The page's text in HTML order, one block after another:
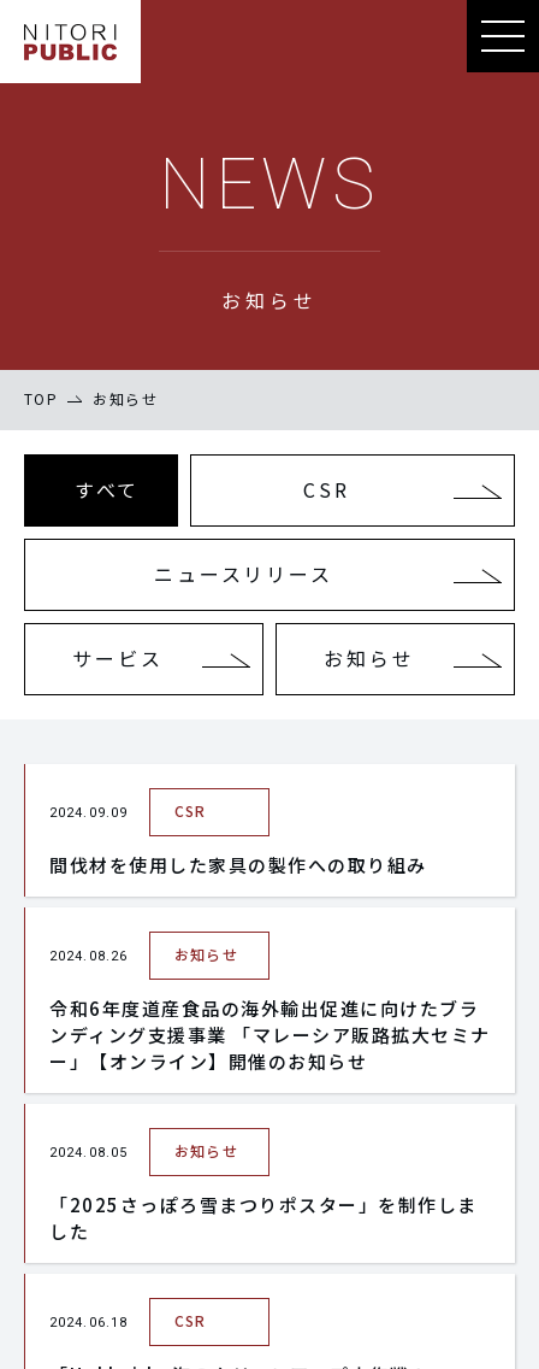
NEWS
お知らせ
TOP お知らせ
すべて CSR
ニュースリリース
サービス お知らせ
2024.09.09 CSR
間伐材を使用した家具の製作への取り組み
2024.08.26 お知らせ
令和6年度道産食品の海外輸出促進に向けたブラ
ンディング支援事業 「マレーシア販路拡大セミナ
ー」【オンライン】開催のお知らせ
2024.08.05 お知らせ
「2025さっぽろ雪まつりポスター」を制作しま
した
2024.06.18 CSR